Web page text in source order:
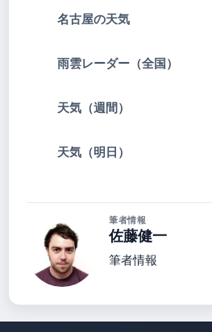
名古屋の天気
雨雲レーダー（全国）
天気（週間）
天気（明日）
筆者情報
佐藤健一
筆者情報